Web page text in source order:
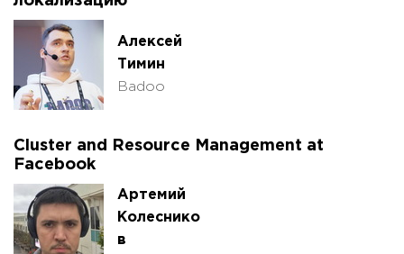
Алексей
Тимин
Badoo
Cluster and Resource Management at
Facebook
Артемий
Колеснико
в